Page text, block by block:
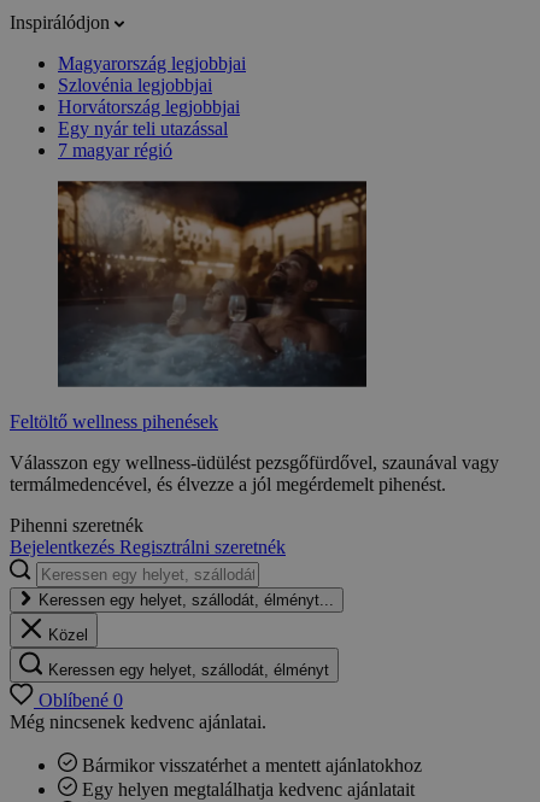
Inspirálódjon
Magyarország legjobbjai
Szlovénia legjobbjai
Horvátország legjobbjai
Egy nyár teli utazással
7 magyar régió
Feltöltő wellness pihenések
Válasszon egy wellness-üdülést pezsgőfürdővel, szaunával vagy
termálmedencével, és élvezze a jól megérdemelt pihenést.
Pihenni szeretnék
Bejelentkezés Regisztrálni szeretnék
Keressen egy helyet, szállodát, élményt...
Közel
Keressen egy helyet, szállodát, élményt
Oblíbené 0
Még nincsenek kedvenc ajánlatai.
Bármikor visszatérhet a mentett ajánlatokhoz
Egy helyen megtalálhatja kedvenc ajánlatait